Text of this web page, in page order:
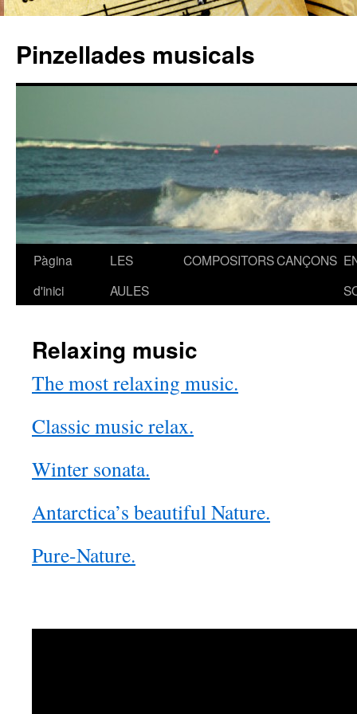
Pinzellades musicals
Vés
Pàgina
d'inici
LES
AULES
COMPOSITORSCANÇONS
Relaxing music
The most relaxing music.
Classic music relax.
Winter sonata.
Antarctica’s beautiful Nature.
Pure-Nature.